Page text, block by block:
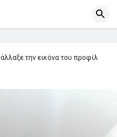
άλλαξε την εικόνα του προφίλ